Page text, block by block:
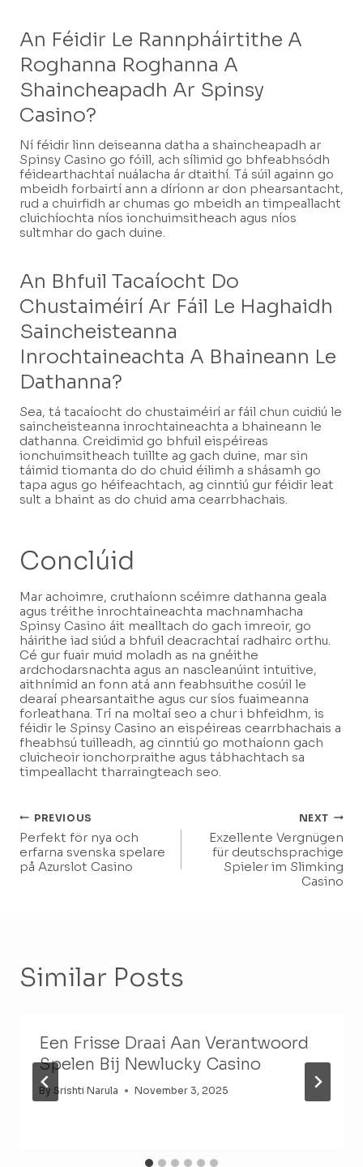
An Féidir Le Rannpháirtithe A
Roghanna Roghanna A
Shaincheapadh Ar Spinsy
Casino?
Ní féidir linn deiseanna datha a shaincheapadh ar
Spinsy Casino go fóill, ach sílimid go bhfeabhsódh
féidearthachtaí nuálacha ár dtaithí. Tá súil againn go
mbeidh forbairtí ann a díríonn ar don phearsantacht,
rud a chuirfidh ar chumas go mbeidh an timpeallacht
cluichíochta níos ionchuimsitheach agus níos
sultmhar do gach duine.
An Bhfuil Tacaíocht Do
Chustaiméirí Ar Fáil Le Haghaidh
Saincheisteanna
Inrochtaineachta A Bhaineann Le
Dathanna?
Sea, tá tacaíocht do chustaiméirí ar fáil chun cuidiú le
saincheisteanna inrochtaineachta a bhaineann le
dathanna. Creidimid go bhfuil eispéireas
ionchuimsitheach tuillte ag gach duine, mar sin
táimid tiomanta do do chuid éilimh a shásamh go
tapa agus go héifeachtach, ag cinntiú gur féidir leat
sult a bhaint as do chuid ama cearrbhachais.
Conclúid
Mar achoimre, cruthaíonn scéimre dathanna geala
agus tréithe inrochtaineachta machnamhacha
Spinsy Casino áit mealltach do gach imreoir, go
háirithe iad siúd a bhfuil deacrachtaí radhairc orthu.
Cé gur fuair muid moladh as na gnéithe
ardchodarsnachta agus an nascleanúint intuitive,
aithnímid an fonn atá ann feabhsuithe cosúil le
dearaí phearsantaithe agus cur síos fuaimeanna
forleathana. Trí na moltaí seo a chur i bhfeidhm, is
féidir le Spinsy Casino an eispéireas cearrbhachais a
fheabhsú tuilleadh, ag cinntiú go mothaíonn gach
cluicheoir ionchorpraithe agus tábhachtach sa
timpeallacht tharraingteach seo.
Post
Navigation
PREVIOUS
Perfekt för nya och
erfarna svenska spelare
på Azurslot Casino
NEXT
Exzellente Vergnügen
für deutschsprachige
Spieler im Slimking
Casino
Similar Posts
Een Frisse Draai Aan Verantwoord
Spelen Bij Newlucky Casino
By Srishti Narula November 3, 2025